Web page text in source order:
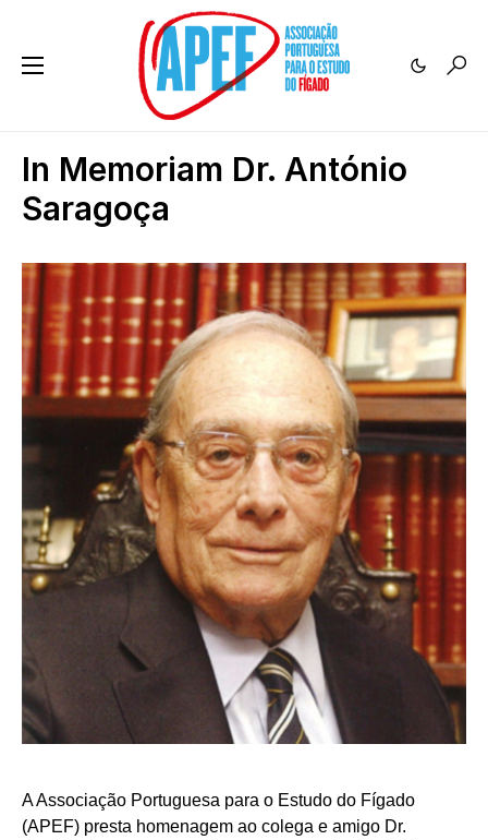
In Memoriam Dr. António
Saragoça
A Associação Portuguesa para o Estudo do Fígado
(APEF) presta homenagem ao colega e amigo Dr.